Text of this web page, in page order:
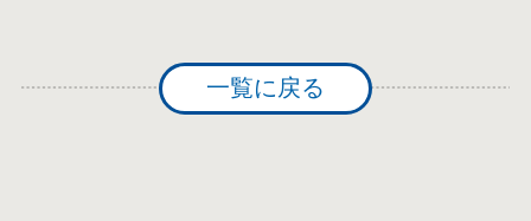
一覧に戻る